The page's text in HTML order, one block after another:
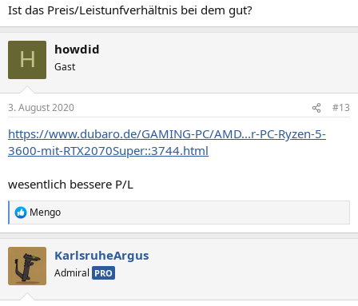
Ist das Preis/Leistunfverhältnis bei dem gut?
H howdid
Gast
3. August 2020 #13
https://www.dubaro.de/GAMING-PC/AMD...r-PC-Ryzen-5-
3600-mit-RTX2070Super::3744.html
wesentlich bessere P/L
R
e
k
t
Mengo
KarlsruheArgus
Admiral PRO